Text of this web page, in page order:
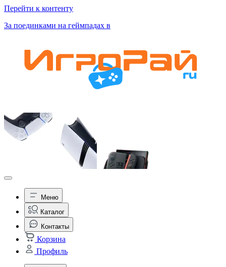
Перейти к контенту
За поединками на геймпадах в
Меню
Каталог
Контакты
Корзина
Профиль